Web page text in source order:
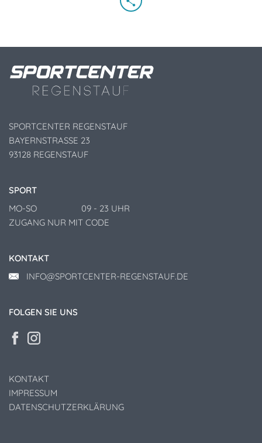
SPORTCENTER REGENSTAUF
BAYERNSTRASSE 23
93128 REGENSTAUF
SPORT
MO-SO
09 - 23 UHR
ZUGANG NUR MIT CODE
KONTAKT
INFO@SPORTCENTER-REGENSTAUF.DE
FOLGEN SIE UNS
KONTAKT
IMPRESSUM
DATENSCHUTZERKLÄRUNG